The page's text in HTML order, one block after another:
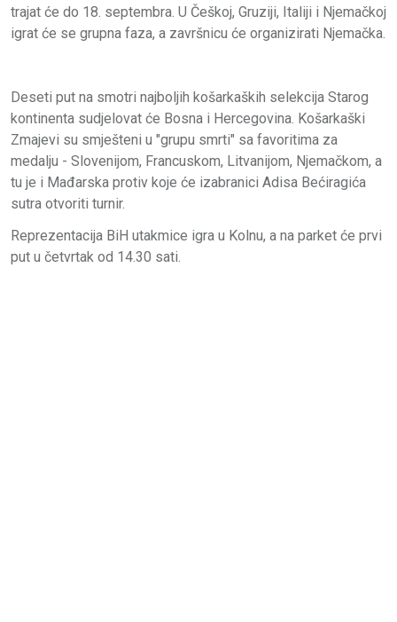
trajat će do 18. septembra. U Češkoj, Gruziji, Italiji i Njemačkoj
igrat će se grupna faza, a završnicu će organizirati Njemačka.
Deseti put na smotri najboljih košarkaških selekcija Starog
kontinenta sudjelovat će Bosna i Hercegovina. Košarkaški
Zmajevi su smješteni u "grupu smrti" sa favoritima za
medalju - Slovenijom, Francuskom, Litvanijom, Njemačkom, a
tu je i Mađarska protiv koje će izabranici Adisa Bećiragića
sutra otvoriti turnir.
Reprezentacija BiH utakmice igra u Kolnu, a na parket će prvi
put u četvrtak od 14.30 sati.